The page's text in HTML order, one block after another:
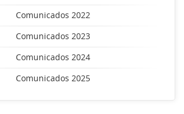
Comunicados 2022
Comunicados 2023
Comunicados 2024
Comunicados 2025